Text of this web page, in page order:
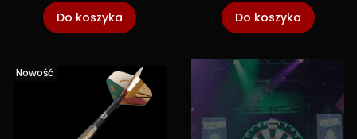
Do koszyka Do koszyka
Nowość